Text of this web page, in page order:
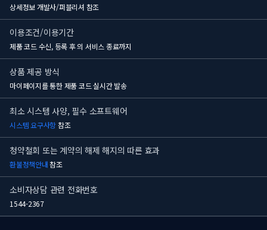
상세정보 개발사/퍼블리셔 참조
이용조건/이용기간
제품 코드 수신, 등록 후의 서비스 종료까지
상품 제공 방식
마이페이지를 통한 제품 코드 실시간 발송
최소 시스템 사양, 필수 소프트웨어
시스템 요구사항참조
청약철회 또는 계약의 해제 해지의 따른 효과
환불정책안내참조
소비자상담 관련 전화번호
1544-2367